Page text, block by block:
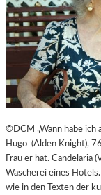
©DCM „Wann habe ich
Hugo (Alden Knight),
Frau er hat. Candelaria
Wäscherei eines
wie in den Texten der